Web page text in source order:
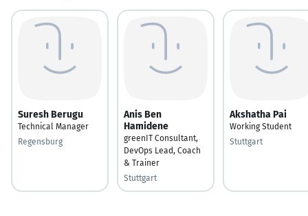
Suresh Berugu
Technical Manager
Regensburg
Anis Ben
Hamidene
greenIT Consultant,
DevOps Lead, Coach
& Trainer
Stuttgart
Akshatha Pai
Working Student
Stuttgart